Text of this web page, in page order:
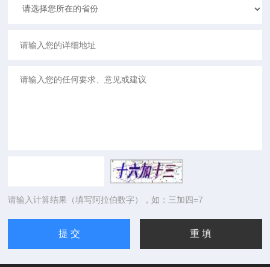
请输入计算结果（填写阿拉伯数字），如：三加四=7